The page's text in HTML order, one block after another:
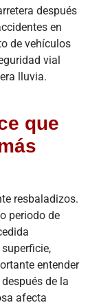
después
en
de vehículos
vial
lluvia.
que
resbaladizos.
periodo de
entender
de la
afecta